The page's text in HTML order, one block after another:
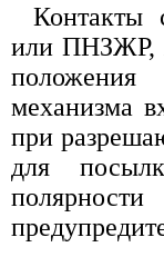
Контакты
или ПНЗЖР,
механизма
при
для